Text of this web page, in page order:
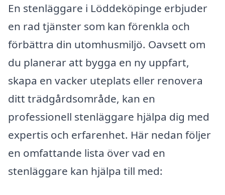
En stenläggare i Löddeköpinge erbjuder
en rad tjänster som kan förenkla och
förbättra din utomhusmiljö. Oavsett om
du planerar att bygga en ny uppfart,
skapa en vacker uteplats eller renovera
ditt trädgårdsområde, kan en
professionell stenläggare hjälpa dig med
expertis och erfarenhet. Här nedan följer
en omfattande lista över vad en
stenläggare kan hjälpa till med: